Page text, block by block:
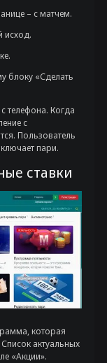
– с матчем.
исход.
блоку «Сделать
телефона. Когда
с
Пользователь
пари.
ставки
которая
актуальных
«Акции».